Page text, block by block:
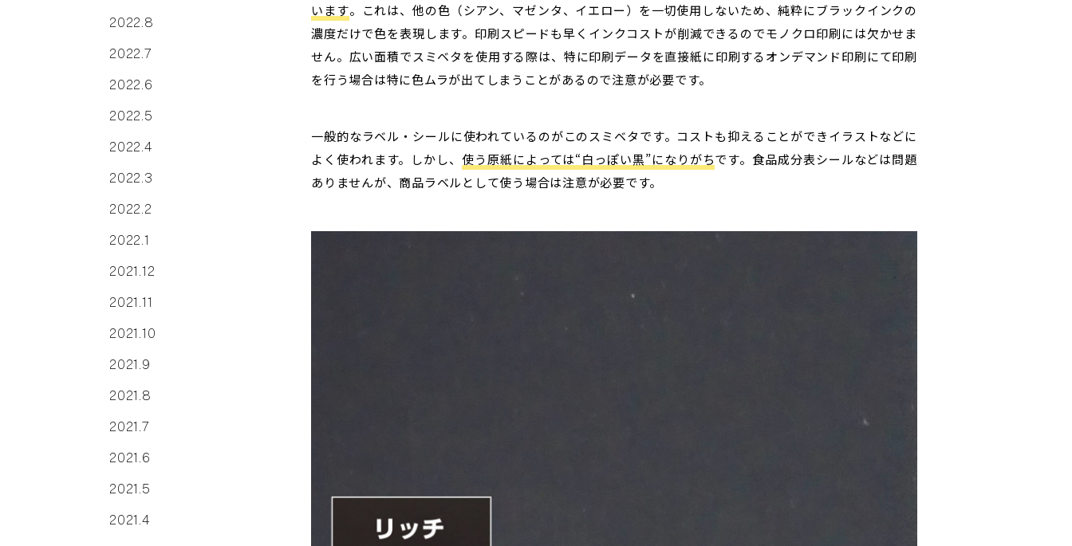
います。これは、他の色（シアン、マゼンタ、イエロー）を一切使用しないため、純粋にブラックインクの
濃度だけで色を表現します。印刷スピードも早くインクコストが削減できるのでモノクロ印刷には欠かせま
せん。広い面積でスミベタを使用する際は、特に印刷データを直接紙に印刷するオンデマンド印刷にて印刷
を行う場合は特に色ムラが出てしまうことがあるので注意が必要です。
一般的なラベル・シールに使われているのがこのスミベタです。コストも抑えることができイラストなどに
よく使われます。しかし、使う原紙によっては“白っぽい黒”になりがちです。食品成分表シールなどは問題
ありませんが、商品ラベルとして使う場合は注意が必要です。
2022.8
2022.7
2022.6
2022.5
2022.4
2022.3
2022.2
2022.1
2021.12
2021.11
2021.10
2021.9
2021.8
2021.7
2021.6
2021.5
2021.4